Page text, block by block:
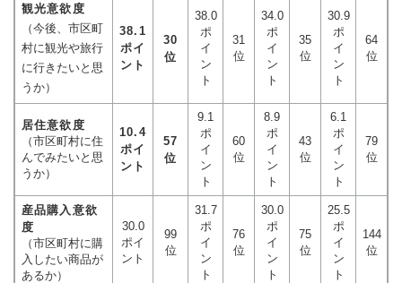
観光意欲度
（今後、市区町
村に観光や旅行
に行きたいと思
うか）
38.1
ポイ
ント
30
位
38.0
ポ
イ
ン
ト
31
位
34.0
ポ
イ
ン
ト
35
位
30.9
ポ
イ
ン
ト
64
位
居住意欲度
（市区町村に住
んでみたいと思
うか）
10.4
ポイ
ント
57
位
9.1
ポ
イ
ン
ト
60
位
8.9
ポ
イ
ン
ト
43
位
6.1
ポ
イ
ン
ト
79
位
産品購入意欲
度
（市区町村に購
入したい商品が
あるか）
30.0
ポイ
ント
99
位
31.7
ポ
イ
ン
ト
76
位
30.0
ポ
イ
ン
ト
75
位
25.5
ポ
イ
ン
ト
144
位